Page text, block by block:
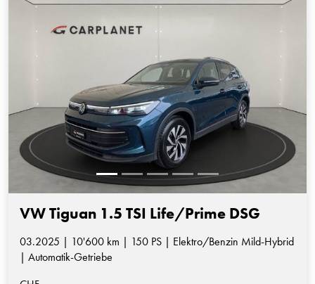
VW Tiguan 1.5 TSI Life/Prime DSG
03.2025 | 10'600 km | 150 PS | Elektro/Benzin Mild-Hybrid
| Automatik-Getriebe